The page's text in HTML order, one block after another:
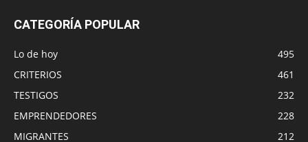
CATEGORÍA POPULAR
Lo de hoy
495
CRITERIOS
461
TESTIGOS
232
EMPRENDEDORES
228
MIGRANTES
212